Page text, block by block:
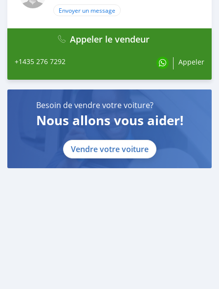
Envoyer un message
Appeler le vendeur
+1435 276 7292 Appeler
Besoin de vendre votre voiture?
Nous allons vous aider!
Vendre votre voiture